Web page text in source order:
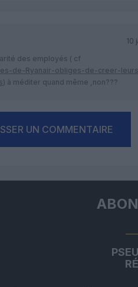
10
des employés ( cf
de-Ryanair-obliges-de-creer-
) à méditer quand même ,non???
UN COMMENTAIRE